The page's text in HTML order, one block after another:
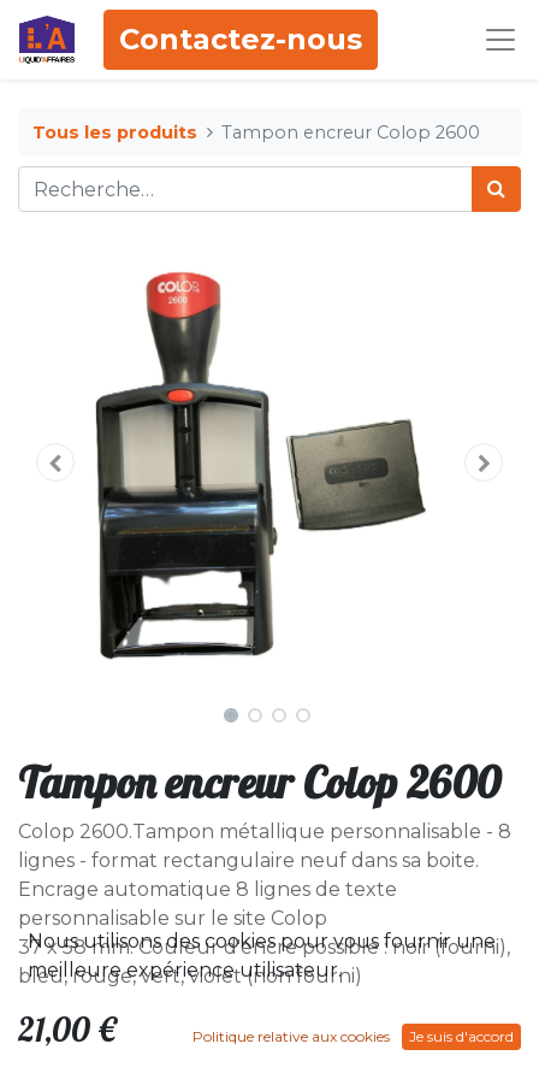
Contactez-nous
Tous les produits Tampon encreur Colop 2600
Tampon encreur Colop 2600
Colop 2600.Tampon métallique personnalisable - 8
lignes - format rectangulaire neuf dans sa boite.
Encrage automatique 8 lignes de texte
personnalisable sur le site Colop
37 x 58 mm. Couleur d'encre possible : noir (fourni),
bleu, rouge, vert, violet (non fourni)
21,00 €
Nous utilisons des cookies pour vous fournir une
meilleure expérience utilisateur.
Politique relative aux cookies Je suis d'accord